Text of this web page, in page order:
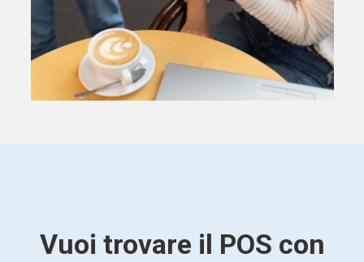
Vuoi trovare il POS con